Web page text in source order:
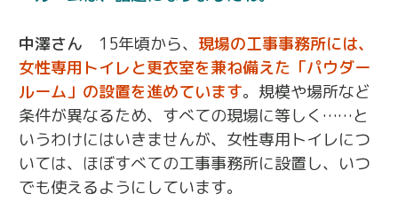
中澤さん 15年頃から、 現場の工事事務所には、
女性専用トイレと更衣室を兼ね備えた「パウダー
ルーム」の設置を進めています。規模や場所など
条件が異なるため、すべての現場に等しく……と
いうわけにはいきませんが、女性専用トイレにつ
いては、ほぼすべての工事事務所に設置し、いつ
でも使えるようにしています。